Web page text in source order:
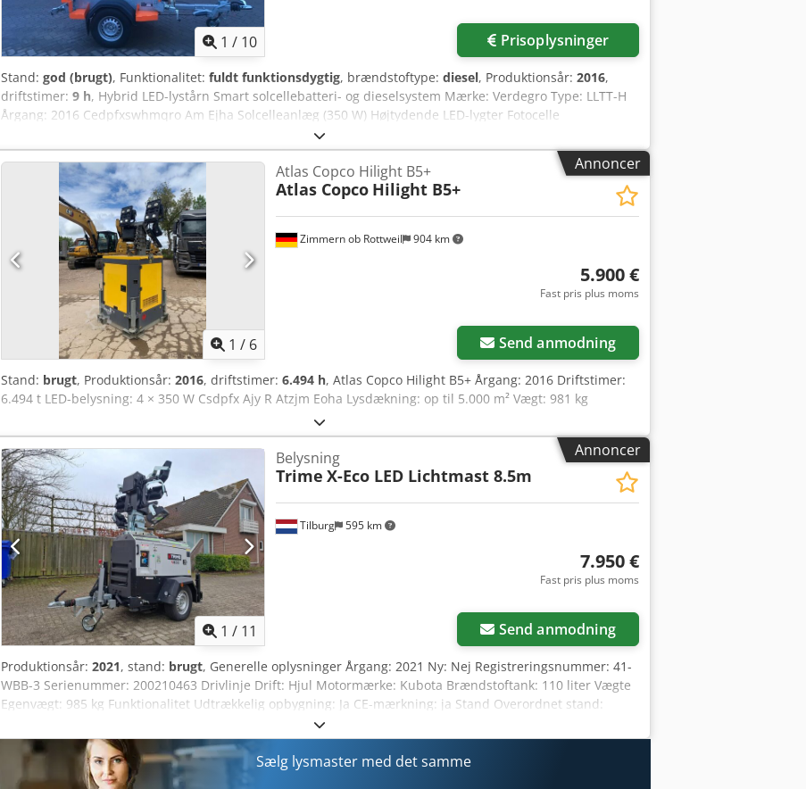
1 / 10 Prisoplysninger
Stand: god (brugt), Funktionalitet: fuldt funktionsdygtig, brændstoftype: diesel, Produktionsår: 2016,
driftstimer: 9 h, Hybrid LED-lystårn Smart solcellebatteri- og dieselsystem Mærke: Verdegro Type: LLTT-H
Årgang: 2016 Cedpfxswhmqro Am Ejha Solcelleanlæg (350 W) Højtydende LED-lygter Fotocelle
dagslyssensor (automatisk/til/fra) Fjederdrevet kabeltromle Option: Geo-fencing via DSE webgrænseflade
7-sektions lodret tårn (galvaniseret stål) Trucklommer foroven og under chassiset LED-bagbelysning
infoskræm Hybrid dieselgenerator Brændstoftank kapacitet: 140 L Opsamlingsbakke/spildbakke Fire
teleskopiske støtteben og nivelleringsdonkrafte Aksel med torsionsgummiaffjedring
Annoncer
1 / 6
Zimmern ob Rottweil 904 km
Atlas Copco Hilight B5+
Atlas Copco Hilight B5+
5.900 €
Fast pris plus moms
Send anmodning
Stand: brugt, Produktionsår: 2016, driftstimer: 6.494 h, Atlas Copco Hilight B5+ Årgang: 2016 Driftstimer:
6.494 t LED-belysning: 4 × 350 W Csdpfx Ajy R Atzjm Eoha Lysdækning: op til 5.000 m² Vægt: 981 kg
Annoncer
1 / 11
Tilburg 595 km
Belysning
Trime X-Eco LED Lichtmast 8.5m
7.950 €
Fast pris plus moms
Send anmodning
Produktionsår: 2021, stand: brugt, Generelle oplysninger Årgang: 2021 Ny: Nej Registreringsnummer: 41-
WBB-3 Serienummer: 200210463 Drivlinje Drift: Hjul Motormærke: Kubota Brændstoftank: 110 liter Vægte
Egenvægt: 985 kg Funktionalitet Udtrækkelig opbygning: Ja CE-mærkning: ja Stand Overordnet stand:
meget god Teknisk stand: meget god Visuel stand: meget god Trime X-ECO LED-lysmast Årgang: 2021
Motor: Kubota Lamper: 6 x 160 W LED Højde: 8,5 m Vægt: 985 kg Dimensioner: 254 x 139 x 242 cm
Chsdpfxeylyfcs Am Esa Meget velholdt køretøj, to stk. tilgængelige. Hollandsk registrering.
Sælg lysmaster med det samme